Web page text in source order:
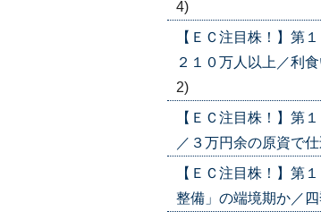
4)
【ＥＣ注目株！】第
２１０万人以上／利
2)
【ＥＣ注目株！】第
／３万円余の原資で
【ＥＣ注目株！】第
整備」の端境期か／